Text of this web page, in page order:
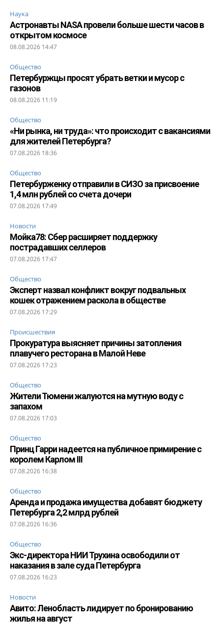
Наука
Астронавты NASA провели больше шести часов в
открытом космосе
08.08.2026 14:47
Общество
Петербуржцы просят убрать ветки и мусор с
газонов
08.08.2026 11:19
Общество
«Ни рынка, ни труда»: что происходит с вакансиями
для жителей Петербурга?
07.08.2026 18:36
Общество
Петербурженку отправили в СИЗО за присвоение
1,4 млн рублей со счета дочери
07.08.2026 17:49
Новости
Мойка78: Сбер расширяет поддержку
пострадавших селлеров
07.08.2026 17:47
Общество
Эксперт назвал конфликт вокруг подвальных
кошек отражением раскола в обществе
07.08.2026 17:29
Происшествия
Прокуратура выясняет причины затопления
плавучего ресторана в Малой Неве
07.08.2026 17:23
Общество
Жители Тюмени жалуются на мутную воду с
запахом
07.08.2026 17:03
Общество
Принц Гарри надеется на публичное примирение с
королем Карлом III
07.08.2026 16:38
Общество
Аренда и продажа имущества добавят бюджету
Петербурга 2,2 млрд рублей
07.08.2026 16:36
Общество
Экс-директора НИИ Трухина освободили от
наказания в зале суда Петербурга
07.08.2026 16:23
Новости
Авито: Ленобласть лидирует по бронированию
жилья на август